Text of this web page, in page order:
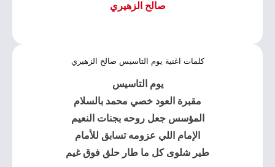
صالح الزهيري
كلمات اغنية يوم التاسيس صالح الزهيري
يوم التاسيس
مقبرة العود خصي محمد بالسلام
المؤسس جعل روحه بجنات النعيم
الإمام اللي عزومه تسابق للأمام
طير شلوى كل ما طار حلق فوق غيم